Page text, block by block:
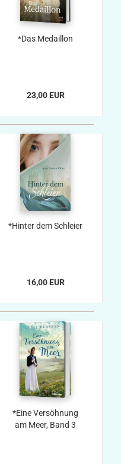
*Das Medaillon
23,00 EUR
*Hinter dem Schleier
16,00 EUR
*Eine Versöhnung
am Meer, Band 3